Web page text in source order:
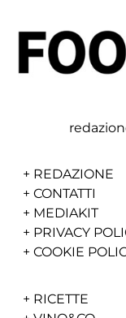
+ REDAZIONE
+ CONTATTI
+ MEDIAKIT
+ PRIVACY
+ COOKIE
+ RICETTE